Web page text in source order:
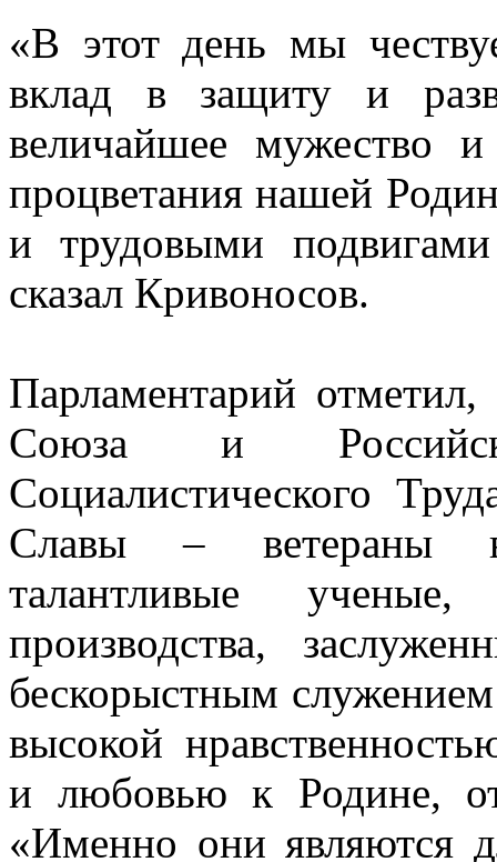
«В этот день мы
вклад в защиту и
величайшее мужество
процветания нашей
и трудовыми
сказал Кривоносов.
Парламентарий
Союза и
Социалистического
Славы – ветераны
талантливые
производства,
бескорыстным
высокой
и любовью к Родине,
«Именно они являются